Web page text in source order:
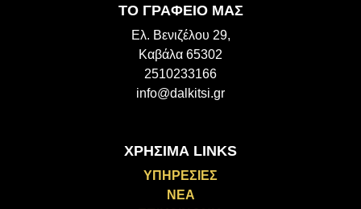
ΤΟ ΓΡΑΦΕΙΟ ΜΑΣ
Ελ. Βενιζέλου 29,
Καβάλα 65302
2510233166
info@dalkitsi.gr
ΧΡΗΣΙΜΑ LINKS
ΥΠΗΡΕΣΙΕΣ
ΝΕΑ